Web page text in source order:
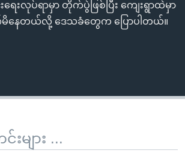
ေးလုပ်ရာမှာ တိုက်ပွဲဖြစ်ပြီး ကျေးရွာထဲမှာ
နေတယ်လို့ ဒေသခံတွေက ပြောပါတယ်။
ျား ...